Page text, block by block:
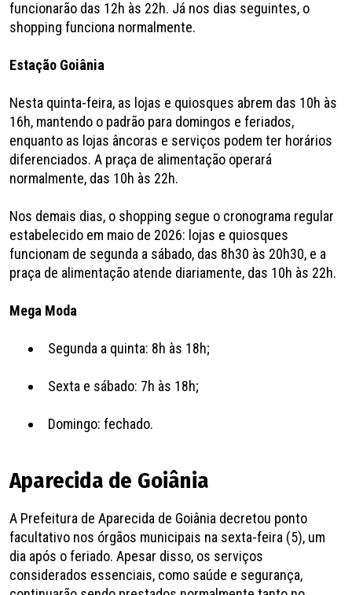
funcionarão das 12h às 22h. Já nos dias seguintes, o
shopping funciona normalmente.
Estação Goiânia
Nesta quinta-feira, as lojas e quiosques abrem das 10h às
16h, mantendo o padrão para domingos e feriados,
enquanto as lojas âncoras e serviços podem ter horários
diferenciados. A praça de alimentação operará
normalmente, das 10h às 22h.
Nos demais dias, o shopping segue o cronograma regular
estabelecido em maio de 2026: lojas e quiosques
funcionam de segunda a sábado, das 8h30 às 20h30, e a
praça de alimentação atende diariamente, das 10h às 22h.
Mega Moda
Segunda a quinta: 8h às 18h;
Sexta e sábado: 7h às 18h;
Domingo: fechado.
Aparecida de Goiânia
A Prefeitura de Aparecida de Goiânia decretou ponto
facultativo nos órgãos municipais na sexta-feira (5), um
dia após o feriado. Apesar disso, os serviços
considerados essenciais, como saúde e segurança,